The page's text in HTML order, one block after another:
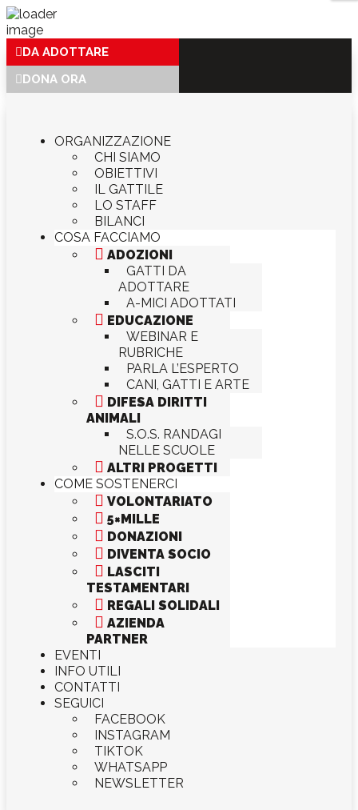
DA ADOTTARE
DONA ORA
ORGANIZZAZIONE
CHI SIAMO
OBIETTIVI
IL GATTILE
LO STAFF
BILANCI
COSA FACCIAMO
 ADOZIONI
GATTI DA
ADOTTARE
A-MICI ADOTTATI
 EDUCAZIONE
WEBINAR E
RUBRICHE
PARLA L’ESPERTO
CANI, GATTI E ARTE
 DIFESA DIRITTI
ANIMALI
S.O.S. RANDAGI
NELLE SCUOLE
 ALTRI PROGETTI
COME SOSTENERCI
 VOLONTARIATO
 5×MILLE
 DONAZIONI
 DIVENTA SOCIO
 LASCITI
TESTAMENTARI
 REGALI SOLIDALI
 AZIENDA
PARTNER
EVENTI
INFO UTILI
CONTATTI
SEGUICI
FACEBOOK
INSTAGRAM
TIKTOK
WHATSAPP
NEWSLETTER